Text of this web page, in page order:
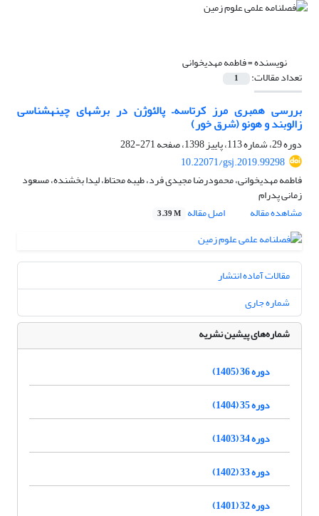
نویسنده =فاطمه مهدیخوانی
تعداد مقالات: 1
بررسی همبری مرز کرتاسه– پالئوژن در برش‎های چینه‎شناسی
زالوبند و هونو (شرق خور)
دوره 29، شماره 113، پاییز 1398، صفحه
271-282
10.22071/gsj.2019.99298
فاطمه مهدیخوانی، محمودرضا مجیدی فرد، طیبه محتاط، لیدا بخشنده، مسعود
زمانی پدرام
مشاهده مقاله
اصل مقاله 3.39 M
مقالات آماده انتشار
شماره جاری
شماره‌های پیشین نشریه
دوره 36 (1405)
دوره 35 (1404)
دوره 34 (1403)
دوره 33 (1402)
دوره 32 (1401)